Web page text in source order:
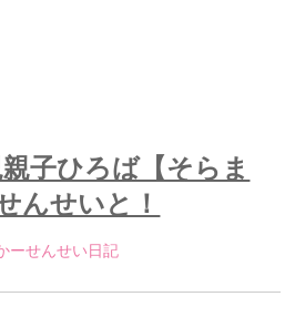
親子ひろば【そらま
んせいと！
ーせんせい日記